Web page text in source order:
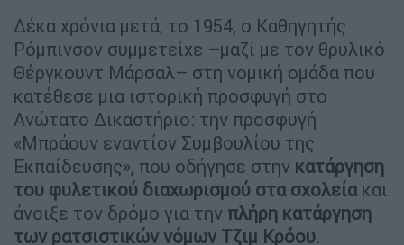
Δέκα χρόνια μετά, το 1954, ο Καθηγητής
Ρόμπινσον συμμετείχε –μαζί με τον θρυλικό
Θέργκουντ Μάρσαλ– στη νομική ομάδα που
κατέθεσε μια ιστορική προσφυγή στο
Ανώτατο Δικαστήριο: την προσφυγή
«Μπράουν εναντίον Συμβουλίου της
Εκπαίδευσης», που οδήγησε στην κατάργηση
του φυλετικού διαχωρισμού στα σχολεία και
άνοιξε τον δρόμο για την πλήρη κατάργηση
των ρατσιστικών νόμων Τζιμ Κρόου.